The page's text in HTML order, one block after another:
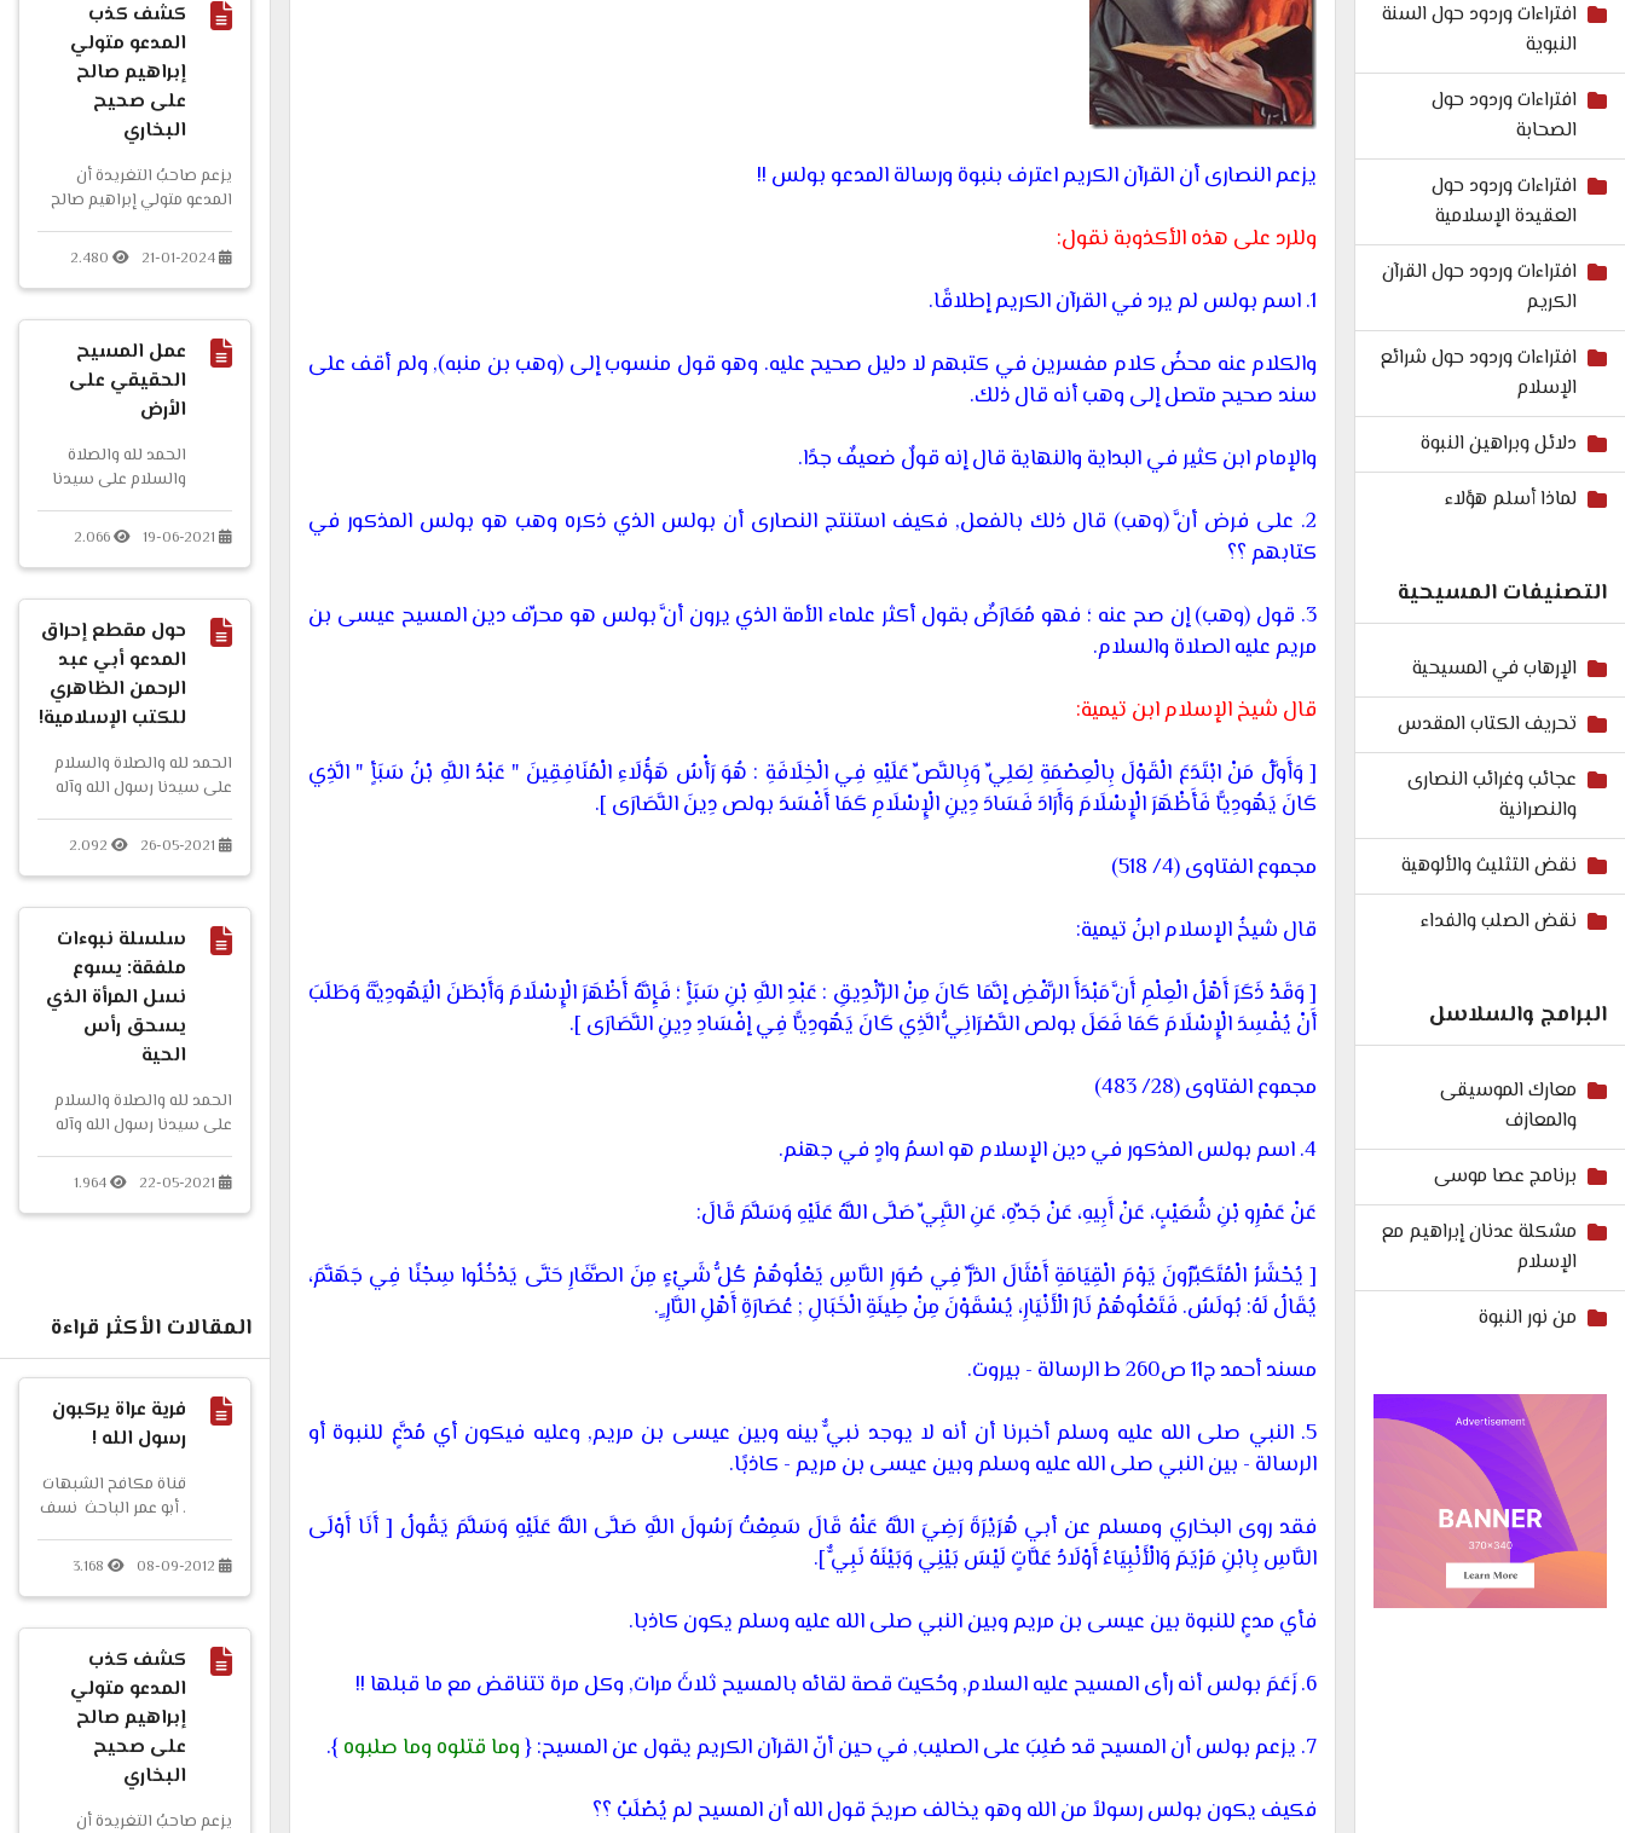
افتراءات وردود حول السنة
النبوية
افتراءات وردود حول
الصحابة
افتراءات وردود حول
العقيدة الإسلامية
افتراءات وردود حول القرآن
الكريم
افتراءات وردود حول شرائع
الإسلام
دلائل وبراهين النبوة
لماذا أسلم هؤلاء
التصنيفات المسيحية
الإرهاب في المسيحية
تحريف الكتاب المقدس
عجائب وغرائب النصارى
والنصرانية
نقض التثليث والألوهية
نقض الصلب والفداء
البرامج والسلاسل
معارك الموسيقى
والمعازف
برنامج عصا موسى
مشكلة عدنان إبراهيم مع
الإسلام
من نور النبوة
يزعم النصارى أن القرآن الكريم اعترف بنبوة ورسالة المدعو بولس !!
وللرد على هذه الأكذوبة نقول:
1. اسم بولس لم يرد في القرآن الكريم إطلاقًا.
والكلام عنه محضُ كلام مفسرين في كتبهم لا دليل صحيح عليه. وهو قول منسوب إلى (وهب بن منبه), ولم أقف على
سند صحيح متصل إلى وهب أنه قال ذلك.
والإمام ابن كثير في البداية والنهاية قال إنه قولٌ ضعيفٌ جدًا.
2. على فرض أنَّ (وهب) قال ذلك بالفعل, فكيف استنتج النصارى أن بولس الذي ذكره وهب هو بولس المذكور في
كتابهم ؟؟
3. قول (وهب) إن صح عنه ؛ فهو مُعَارَضٌ بقول أكثر علماء الأمة الذي يرون أنَّ بولس هو محرِّف دين المسيح عيسى بن
مريم عليه الصلاة والسلام.
قال شيخ الإسلام ابن تيمية:
[ وَأَوَّلُ مَنْ ابْتَدَعَ الْقَوْلَ بِالْعِصْمَةِ لِعَلِيِّ وَبِالنَّصِّ عَلَيْهِ فِي الْخِلَافَةِ : هُوَ رَأْسُ هَؤُلَاءِ الْمُنَافِقِينَ " عَبْدُ اللَّهِ بْنُ سَبَأٍ " الَّذِي
كَانَ يَهُودِيًّا فَأَظْهَرَ الْإِسْلَامَ وَأَرَادَ فَسَادَ دِينِ الْإِسْلَامِ كَمَا أَفْسَدَ بولص دِينَ النَّصَارَى ].
مجموع الفتاوى (4/ 518)
قال شيخُ الإسلام ابنُ تيمية:
[ وَقَدْ ذَكَرَ أَهْلُ الْعِلْمِ أَنَّ مَبْدَأَ الرَّفْضِ إنَّمَا كَانَ مِنْ الزِّنْدِيقِ : عَبْدِ اللَّهِ بْنِ سَبَأٍ ؛ فَإِنَّهُ أَظْهَرَ الْإِسْلَامَ وَأَبْطَنَ الْيَهُودِيَّةَ وَطَلَبَ
أَنْ يُفْسِدَ الْإِسْلَامَ كَمَا فَعَلَ بولص النَّصْرَانِيُّ الَّذِي كَانَ يَهُودِيًّا فِي إفْسَادِ دِينِ النَّصَارَى ].
مجموع الفتاوى (28/ 483)
4. اسم بولس المذكور في دين الإسلام هو اسمُ وادٍ في جهنم.
عَنْ عَمْرِو بْنِ شُعَيْبٍ، عَنْ أَبِيهِ، عَنْ جَدِّهِ، عَنِ النَّبِيِّ صَلَّى اللَّهُ عَلَيْهِ وَسَلَّمَ قَالَ:
[ يُحْشَرُ الْمُتَكَبِّرُونَ يَوْمَ الْقِيَامَةِ أَمْثَالَ الذَّرِّ فِي صُوَرِ النَّاسِ يَعْلُوهُمْ كُلُّ شَيْءٍ مِنَ الصَّغَارِ حَتَّى يَدْخُلُوا سِجْنًا فِي جَهَنَّمَ،
يُقَالُ لَهُ: بُولَسُ. فَتَعْلُوهُمْ نَارُ الْأَنْيَارِ، يُسْقَوْنَ مِنْ طِينَةِ الْخَبَالِ ; عُصَارَةِ أَهْلِ النَّارٍِ.
مسند أحمد ج11 ص260 ط الرسالة - بيروت.
5. النبي صلى الله عليه وسلم أخبرنا أن أنه لا يوجد نبيٌّ بينه وبين عيسى بن مريم, وعليه فيكون أي مُدَّعٍ للنبوة أو
الرسالة - بين النبي صلى الله عليه وسلم وبين عيسى بن مريم - كاذبًا.
فقد روى البخاري ومسلم عن أبي هُرَيْرَةَ رَضِيَ اللَّهُ عَنْهُ قَالَ سَمِعْتُ رَسُولَ اللَّهِ صَلَّى اللَّهُ عَلَيْهِ وَسَلَّمَ يَقُولُ [أَنَا أَوْلَى
النَّاسِ بِابْنِ مَرْيَمَ وَالْأَنْبِيَاءُ أَوْلَادُ عَلَّاتٍ لَيْسَ بَيْنِي وَبَيْنَهُ نَبِيٌّ].
فأي مدعٍ للنبوة بين عيسى بن مريم وبين النبي صلى الله عليه وسلم يكون كاذبا.
6. زَعَمَ بولس أنه رأى المسيح عليه السلام, وحُكيت قصة لقائه بالمسيح ثلاثَ مرات, وكل مرة تتناقض مع ما قبلها !!
7. يزعم بولس أن المسيح قد صُلِبَ على الصليب, في حين أنّ القرآن الكريم يقول عن المسيح: {وما قتلوه وما صلبوه}.
فكيف يكون بولس رسولاً من الله وهو يخالف صريحَ قول الله أن المسيح لم يُصْلَبْ ؟؟
كشف كذب
المدعو متولي
إبراهيم صالح
على صحيح
البخاري
يزعم صاحبُ التغريدة أن
المدعو متولي إبراهيم صالح
من تلاميذ الشيخ الألباني
رحمه الله، ويزعم أيضا أن...
21-01-2024
2.480
عمل المسيح
الحقيقي على
الأرض
الحمد لله والصلاة
والسلام على سيدنا
رسول الله وآله وصحبه
ومن والاه وبعد.
وظيفة...
19-06-2021
2.066
حول مقطع إحراق
المدعو أبي عبد
الرحمن الظاهري
للكتب الإسلامية!
الحمد لله والصلاة والسلام
على سيدنا رسول الله وآله
وصحبه ومن والاه وبعد:
فهذا تعليقي حول مقطع...
26-05-2021
2.092
سلسلة نبوءات
ملفقة: يسوع
نسل المرأة الذي
يسحق رأس
الحية
الحمد لله والصلاة والسلام
على سيدنا رسول الله وآله
وصحبه ومن والاه وبعد،
فمسلسل تلفيق النبوءات
حول يسوع المسيح لم...
22-05-2021
1.964
المقالات الأكثر قراءة
فرية عراة يركبون
رسول الله !
قناة مكافح الشبهات
. أبو عمر الباحث نسف
أكاذيب النصارى حول
أخلاق رسول الله صلى
فرية عراة...
08-09-2012
3.168
كشف كذب
المدعو متولي
إبراهيم صالح
على صحيح
البخاري
يزعم صاحبُ التغريدة أن